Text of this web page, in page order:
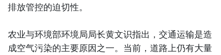
排放管控的迫切性。
农业与环境部环境局局长黄文识指出，交通运输是造
成空气污染的主要原因之一。当前，道路上仍有大量